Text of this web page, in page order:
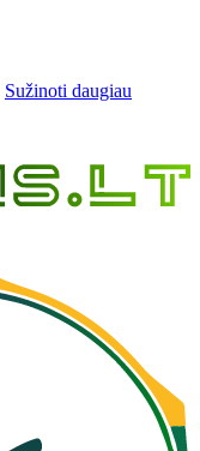
Sužinoti daugiau